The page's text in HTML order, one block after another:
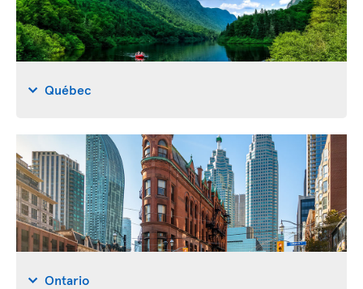
Québec
Ontario